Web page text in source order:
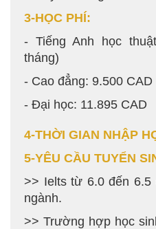
3-HỌC PHÍ:
- Tiếng Anh học
tháng)
- Cao đẳng: 9.500 CAD
- Đại học: 11.895 CAD
4-THỜI GIAN NHẬP
5-YÊU CẦU TUYỂN
>> Ielts từ 6.0 đến 6.5
ngành.
>> Trường hợp học